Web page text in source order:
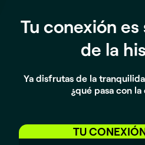
Tu conexión
de la
Ya disfrutas de la
¿qué pasa con
TU